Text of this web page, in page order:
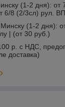
(1-2 дня): от
6/8 (2/3сл) рул.
(1-2 дня):
| (от 30 руб.)
р. с НДС,
доставка)